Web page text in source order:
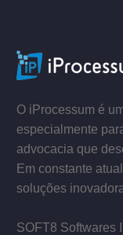
O iProcessum é
especialmente
advocacia que
Em constante
soluções
SOFT8 Softwares